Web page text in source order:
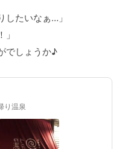
したいなぁ…」
でしょうか♪
り温泉